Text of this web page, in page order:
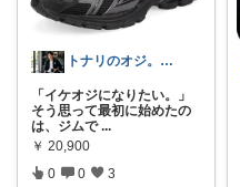
トナリのオジ。 40代からのイケオジ計画
「イケオジになりたい。」
そう思って最初に始めたの
は、ジムで ...
￥ 20,900
0 0 3